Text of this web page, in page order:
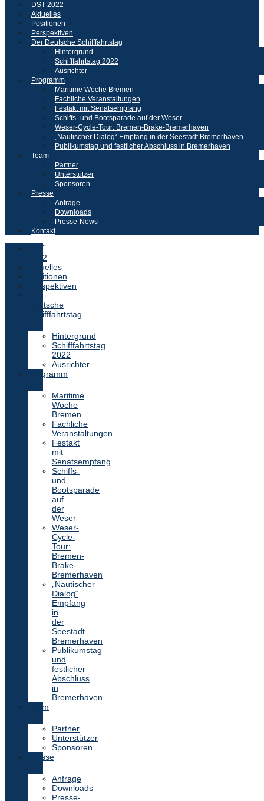
DST 2022
Aktuelles
Positionen
Perspektiven
Der Deutsche Schifffahrtstag
Hintergrund
Schifffahrtstag 2022
Ausrichter
Programm
Maritime Woche Bremen
Fachliche Veranstaltungen
Festakt mit Senatsempfang
Schiffs- und Bootsparade auf der Weser
Weser-Cycle-Tour: Bremen-Brake-Bremerhaven
„Nautischer Dialog“ Empfang in der Seestadt Bremerhaven
Publikumstag und festlicher Abschluss in Bremerhaven
Team
Partner
Unterstützer
Sponsoren
Presse
Anfrage
Downloads
Presse-News
Kontakt
DST
2022
Aktuelles
Positionen
Perspektiven
Deutsche
Schifffahrtstag
Hintergrund
Schifffahrtstag
2022
Ausrichter
Programm
Maritime
Woche
Bremen
Fachliche
Veranstaltungen
Festakt
mit
Senatsempfang
Schiffs-
und
Bootsparade
auf
der
Weser
Weser-
Cycle-
Tour:
Bremen-
Brake-
Bremerhaven
„Nautischer
Dialog“
Empfang
in
der
Seestadt
Bremerhaven
Publikumstag
und
festlicher
Abschluss
in
Bremerhaven
Team
Partner
Unterstützer
Sponsoren
Presse
Anfrage
Downloads
Presse-